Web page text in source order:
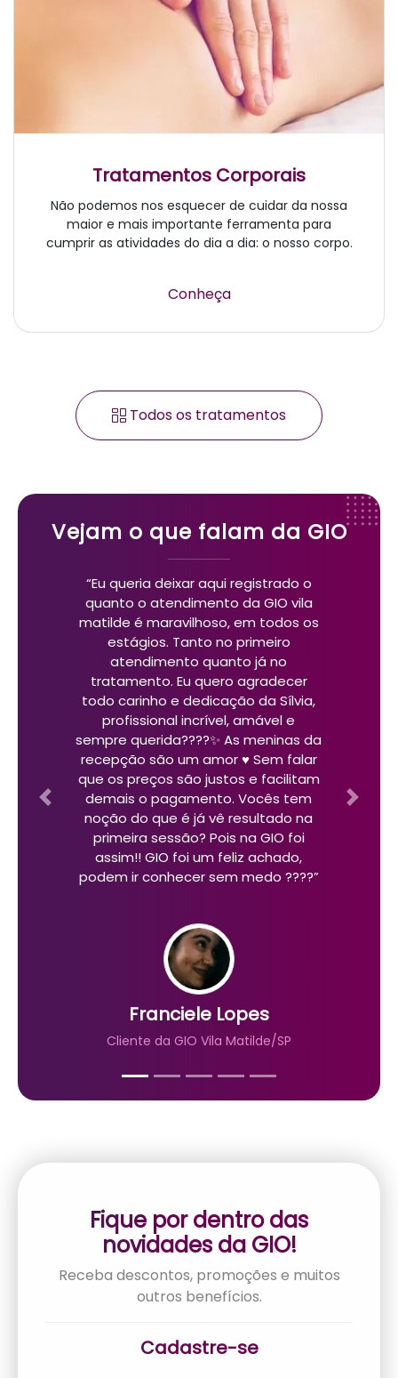
Tratamentos Corporais
Não podemos nos esquecer de cuidar da nossa
maior e mais importante ferramenta para
cumprir as atividades do dia a dia: o nosso corpo.
Conheça
Todos os tratamentos
Vejam o que falam da GIO
“Eu queria deixar aqui registrado o
quanto o atendimento da GIO vila
matilde é maravilhoso, em todos os
estágios. Tanto no primeiro
atendimento quanto já no
tratamento. Eu quero agradecer
todo carinho e dedicação da Sílvia,
profissional incrível, amável e
sempre querida????✨ As meninas da
recepção são um amor ♥️ Sem falar
que os preços são justos e facilitam
demais o pagamento. Vocês tem
noção do que é já vê resultado na
primeira sessão? Pois na GIO foi
assim!! GIO foi um feliz achado,
podem ir conhecer sem medo ????”
Franciele Lopes
Cliente da GIO Vila Matilde/SP
Previous Next
Fique por dentro das
novidades da GIO!
Receba descontos, promoções e muitos
outros benefícios.
Cadastre-se